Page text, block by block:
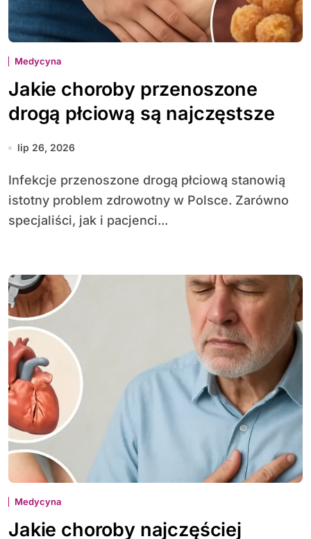
Medycyna
Jakie choroby przenoszone
drogą płciową są najczęstsze
lip 26, 2026
Infekcje przenoszone drogą płciową stanowią
istotny problem zdrowotny w Polsce. Zarówno
specjaliści, jak i pacjenci...
Medycyna
Jakie choroby najczęściej